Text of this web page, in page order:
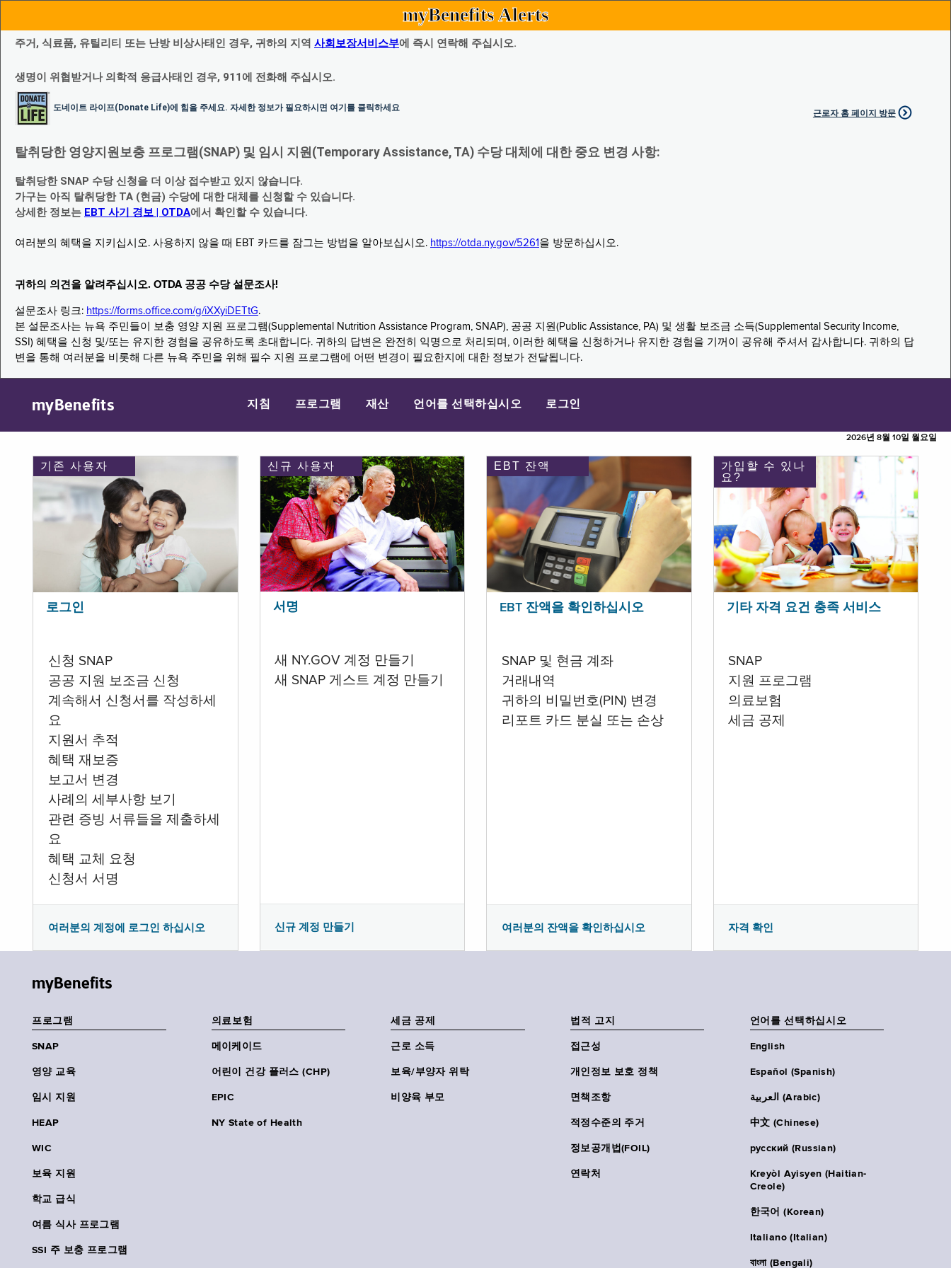
myBenefits Alerts
주거, 식료품, 유틸리티 또는 난방 비상사태인 경우, 귀하의 지역 사회보장서비스부에 즉시 연락해 주십시오.
생명이 위협받거나 의학적 응급사태인 경우, 911에 전화해 주십시오.
도네이트 라이프(Donate Life)에 힘을 주세요. 자세한 정보가 필요하시면 여기를 클릭하세요
근로자 홈 페이지 방문
탈취당한 영양지원보충 프로그램(SNAP) 및 임시 지원(Temporary Assistance, TA) 수당 대체에 대한 중요 변경 사항:
탈취당한 SNAP 수당 신청을 더 이상 접수받고 있지 않습니다.
가구는 아직 탈취당한 TA (현금) 수당에 대한 대체를 신청할 수 있습니다.
상세한 정보는 EBT 사기 경보 | OTDA에서 확인할 수 있습니다.
여러분의 혜택을 지키십시오. 사용하지 않을 때 EBT 카드를 잠그는 방법을 알아보십시오. https://otda.ny.gov/5261 을 방문하십시오.
귀하의 의견을 알려주십시오. OTDA 공공 수당 설문조사!
설문조사 링크: https://forms.office.com/g/iXXyiDETtG.
본 설문조사는 뉴욕 주민들이 보충 영양 지원 프로그램(Supplemental Nutrition Assistance Program, SNAP), 공공 지원(Public Assistance, PA) 및 생활 보조금 소득(Supplemental Security Income,
SSI) 혜택을 신청 및/또는 유지한 경험을 공유하도록 초대합니다. 귀하의 답변은 완전히 익명으로 처리되며, 이러한 혜택을 신청하거나 유지한 경험을 기꺼이 공유해 주셔서 감사합니다. 귀하의 답
변을 통해 여러분을 비롯해 다른 뉴욕 주민을 위해 필수 지원 프로그램에 어떤 변경이 필요한지에 대한 정보가 전달됩니다.
myBenefits 지침 프로그램 재산 언어를 선택하십시오 로그인
2026년 8월 10일 월요일
기존 사용자
로그인
신청 SNAP
공공 지원 보조금 신청
계속해서 신청서를 작성하세
요
지원서 추적
혜택 재보증
보고서 변경
사례의 세부사항 보기
관련 증빙 서류들을 제출하세
요
혜택 교체 요청
신청서 서명
여러분의 계정에 로그인 하십시오
신규 사용자
서명
새 NY.GOV 계정 만들기
새 SNAP 게스트 계정 만들기
신규 계정 만들기
EBT 잔액
EBT 잔액을 확인하십시오
SNAP 및 현금 계좌
거래내역
귀하의 비밀번호(PIN) 변경
리포트 카드 분실 또는 손상
여러분의 잔액을 확인하십시오
가입할 수 있나
요?
기타 자격 요건 충족 서비스
SNAP
지원 프로그램
의료보험
세금 공제
자격 확인
myBenefits
프로그램
SNAP
영양 교육
임시 지원
HEAP
WIC
보육 지원
학교 급식
여름 식사 프로그램
SSI 주 보충 프로그램
의료보험
메이케이드
어린이 건강 플러스 (CHP)
EPIC
NY State of Health
세금 공제
근로 소득
보육/부양자 위탁
비양육 부모
법적 고지
접근성
개인정보 보호 정책
면책조항
적정수준의 주거
정보공개법(FOIL)
연락처
언어를 선택하십시오
English
Español (Spanish)
العربية (Arabic)
中文 (Chinese)
русский (Russian)
Kreyòl Ayisyen (Haitian-
Creole)
한국어 (Korean)
Italiano (Italian)
বাংলা (Bengali)